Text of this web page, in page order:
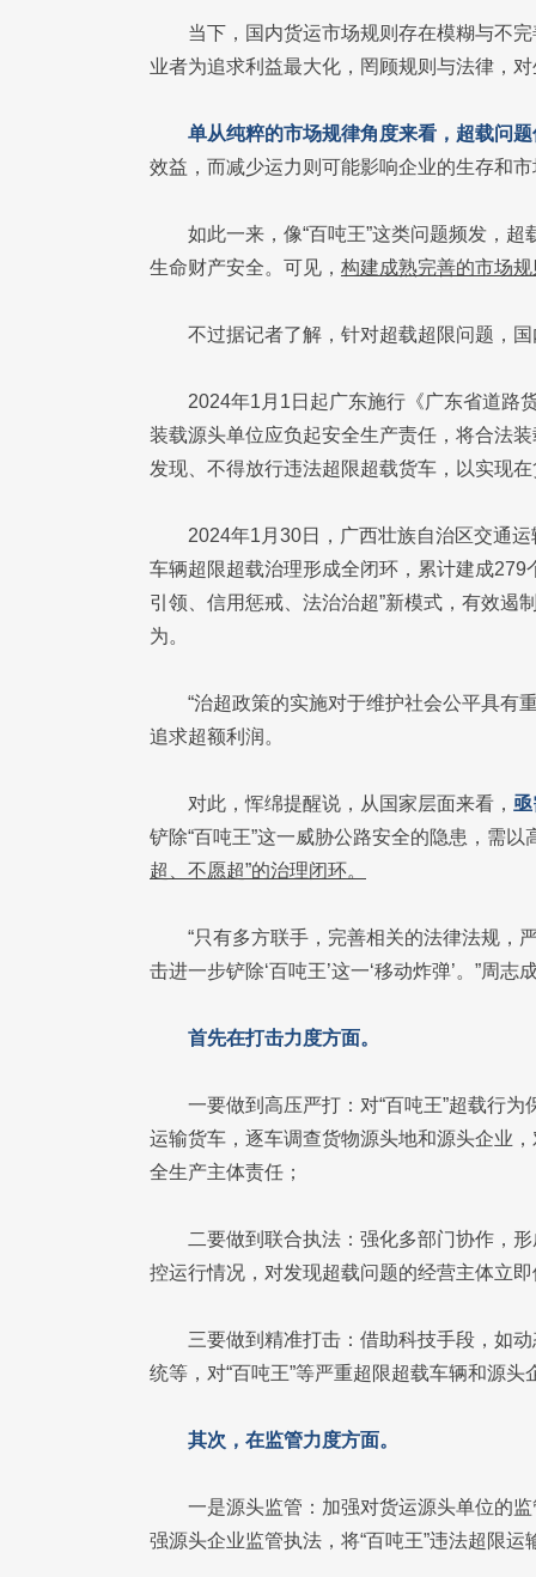
当下，国内货运市场规则存在模糊与不
业者为追求利益最大化，罔顾规则与法律，
单从纯粹的市场规律角度来看，超载问
效益，而减少运力则可能影响企业的生存和
如此一来，像“百吨王”这类问题频发，
生命财产安全。可见， 构建成熟完善的市场
不过据记者了解，针对超载超限问题，
2024年1月1日起广东施行《广东省道路
装载源头单位应负起安全生产责任，将合法
发现、不得放行违法超限超载货车，以实现
2024年1月30日，广西壮族自治区交通
车辆超限超载治理形成全闭环，累计建成
引领、信用惩戒、法治治超”新模式，有效遏
为。
“治超政策的实施对于维护社会公平具有
追求超额利润。
对此，恽绵提醒说，从国家层面来看，
铲除“百吨王”这一威胁公路安全的隐患，需
超、不愿超”的治理闭环。
“只有多方联手，完善相关的法律法规，
击进一步铲除‘百吨王’这一‘移动炸弹’。”周志
首先在打击力度方面。
一要做到高压严打：对“百吨王”超载行
运输货车，逐车调查货物源头地和源头企业
全生产主体责任；
二要做到联合执法：强化多部门协作，
控运行情况，对发现超载问题的经营主体立
三要做到精准打击：借助科技手段，如
统等，对“百吨王”等严重超限超载车辆和源
其次，在监管力度方面。
一是源头监管：加强对货运源头单位的
强源头企业监管执法，将“百吨王”违法超限